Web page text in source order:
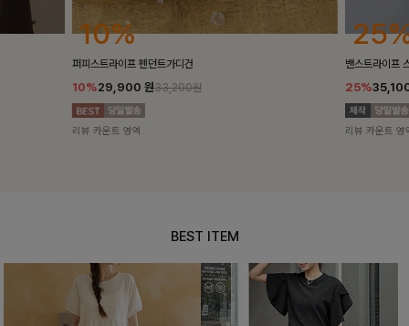
25%
밴스트라이프 스트링원피스
25%35,100 원46,800원
리뷰 카운트 영역
10%
[5천장돌파/
10%
리뷰 카운트 영
BEST ITEM